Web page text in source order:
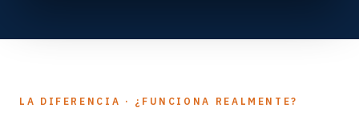
LA DIFERENCIA · ¿FUNCIONA REALMENTE?